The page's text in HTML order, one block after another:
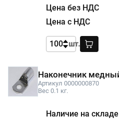
шт.
Наконечник
Артикул 0000000870
Вес 0.1 кг.